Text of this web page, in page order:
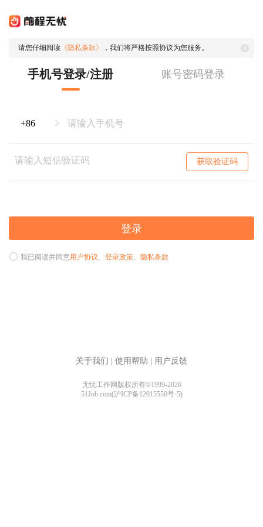
请您仔细阅读 《隐私条款》 ，我们将严格按照协议为您服务。
手机号登录/注册 账号密码登录
获取验证码
登录
我已阅读并同意用户协议、 登录政策、 隐私条款
关于我们 使用帮助 用户反馈
无忧工作网版权所有©1999-2026
51Job.com(沪ICP备12015550号-5)